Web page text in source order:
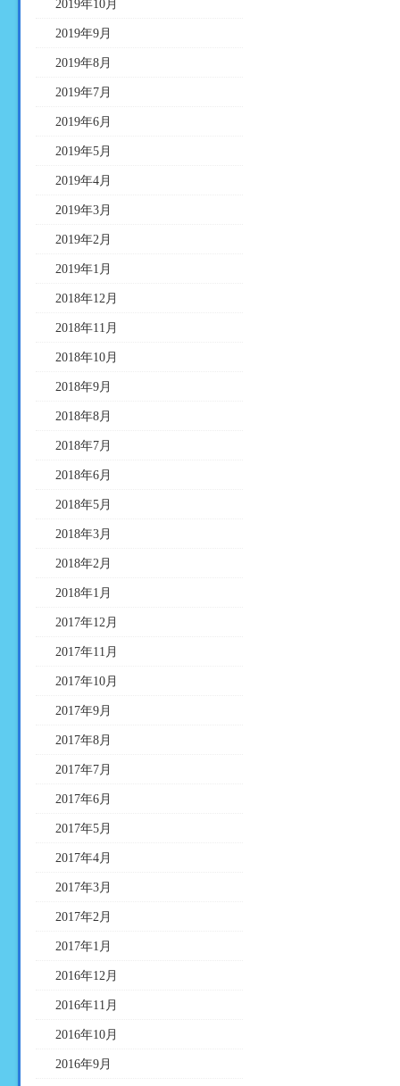
2019年10月
2019年9月
2019年8月
2019年7月
2019年6月
2019年5月
2019年4月
2019年3月
2019年2月
2019年1月
2018年12月
2018年11月
2018年10月
2018年9月
2018年8月
2018年7月
2018年6月
2018年5月
2018年3月
2018年2月
2018年1月
2017年12月
2017年11月
2017年10月
2017年9月
2017年8月
2017年7月
2017年6月
2017年5月
2017年4月
2017年3月
2017年2月
2017年1月
2016年12月
2016年11月
2016年10月
2016年9月